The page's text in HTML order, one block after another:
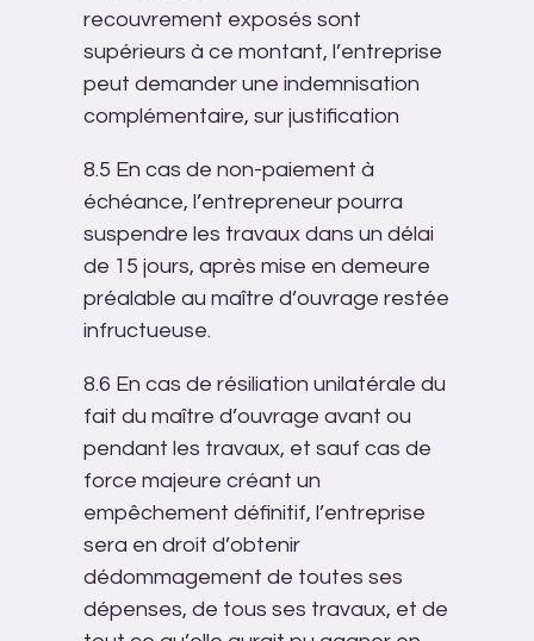
recouvrement exposés sont
supérieurs à ce montant, l’entreprise
peut demander une indemnisation
complémentaire, sur justification
8.5 En cas de non-paiement à
échéance, l’entrepreneur pourra
suspendre les travaux dans un délai
de 15 jours, après mise en demeure
préalable au maître d’ouvrage restée
infructueuse.
8.6 En cas de résiliation unilatérale du
fait du maître d’ouvrage avant ou
pendant les travaux, et sauf cas de
force majeure créant un
empêchement définitif, l’entreprise
sera en droit d’obtenir
dédommagement de toutes ses
dépenses, de tous ses travaux, et de